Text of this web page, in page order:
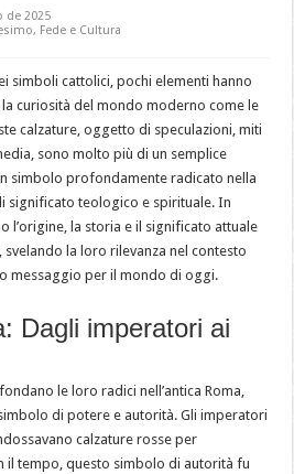
de 2025
, Fede e Cultura
simboli cattolici, pochi elementi hanno
la curiosità del mondo moderno come le
calzature, oggetto di speculazioni, miti
sono molto più di un semplice
simbolo profondamente radicato nella
significato teologico e spirituale. In
l’origine, la storia e il significato attuale
svelando la loro rilevanza nel contesto
messaggio per il mondo di oggi.
Dagli imperatori ai
le loro radici nell’antica Roma,
di potere e autorità. Gli imperatori
calzature rosse per
il tempo, questo simbolo di autorità fu